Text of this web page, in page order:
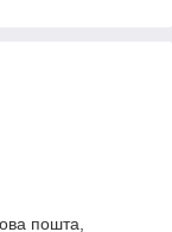
пошта,